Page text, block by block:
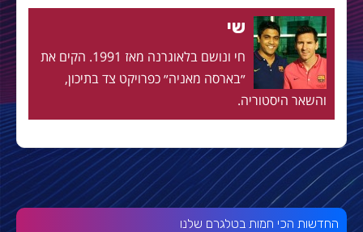
שי
חי ונושם בלאוגרנה מאז 1991. הקים את
״בארסה מאניה״ כפרויקט צד בתיכון,
והשאר היסטוריה.
החדשות הכי חמות בטלגרם שלנו